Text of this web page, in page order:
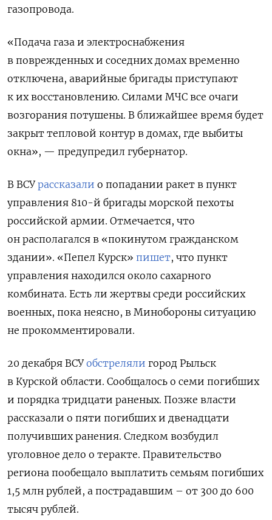
газопровода.
«Подача газа и электроснабжения
в поврежденных и соседних домах временно
отключена, аварийные бригады приступают
к их восстановлению. Силами МЧС все очаги
возгорания потушены. В ближайшее время будет
закрыт тепловой контур в домах, где выбиты
окна», — предупредил губернатор.
В ВСУрассказали о попадании ракет в пункт
управления 810-й бригады морской пехоты
российской армии. Отмечается, что
он располагался в «покинутом гражданском
здании». «Пепел Курск» пишет, что пункт
управления находился около сахарного
комбината. Есть ли жертвы среди российских
военных, пока неясно, в Минобороны ситуацию
не прокомментировали.
20 декабря ВСУобстреляли город Рыльск
в Курской области. Сообщалось о семи погибших
и порядка тридцати раненых. Позже власти
рассказали о пяти погибших и двенадцати
получивших ранения. Следком возбудил
уголовное дело о теракте. Правительство
региона пообещало выплатить семьям погибших
1,5 млн рублей, а пострадавшим ­– от 300 до 600
тысяч рублей.